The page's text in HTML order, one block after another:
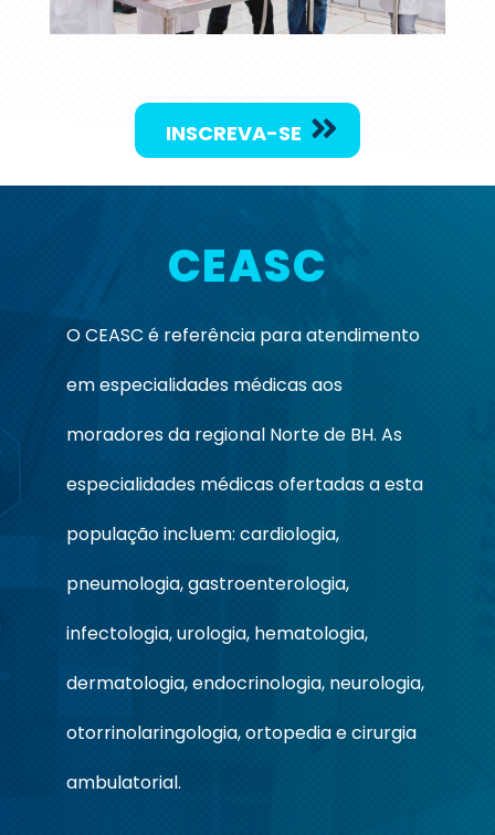
INSCREVA-SE
CEASC
O CEASC é referência para atendimento
em especialidades médicas aos
moradores da regional Norte de BH. As
especialidades médicas ofertadas a esta
população incluem: cardiologia,
pneumologia, gastroenterologia,
infectologia, urologia, hematologia,
dermatologia, endocrinologia, neurologia,
otorrinolaringologia, ortopedia e cirurgia
ambulatorial.